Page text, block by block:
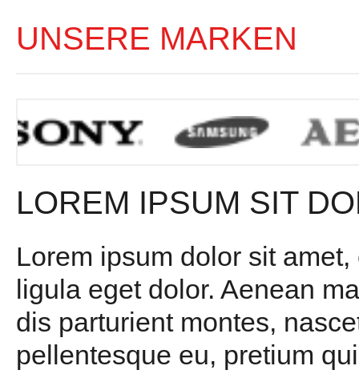
UNSERE MARKEN
LOREM IPSUM SIT
Lorem ipsum dolor sit
ligula eget dolor. Aenean
dis parturient montes,
pellentesque eu, pretium